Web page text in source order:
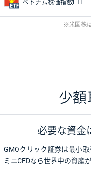
ベトナム株価指数ETF
米国株
少額
必要な資金
GMOクリック証券は最小
ミニCFDなら世界中の資産